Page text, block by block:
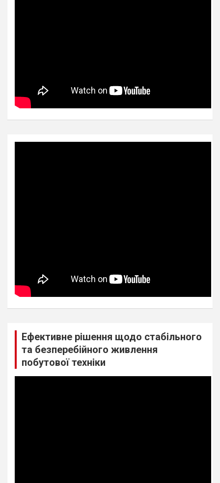
Ефективне рішення щодо стабільного
та безперебійного живлення
побутової техніки